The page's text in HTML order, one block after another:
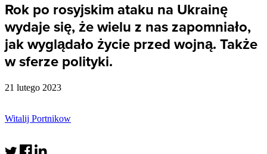
Rok po rosyjskim ataku na Ukrainę
wydaje się, że wielu z nas zapomniało,
jak wyglądało życie przed wojną. Także
w sferze polityki.
21 lutego 2023
Witalij Portnikow